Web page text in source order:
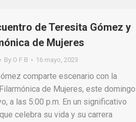
de Teresita Gómez y
de Mujeres
By O F B 16 mayo, 2023
comparte escenario con la
de Mujeres, este domingo
a las 5:00 p.m. En un significativo
celebra su vida y su carrera